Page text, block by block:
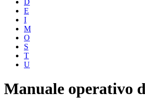
D
E
I
M
O
S
T
U
Manuale operativo